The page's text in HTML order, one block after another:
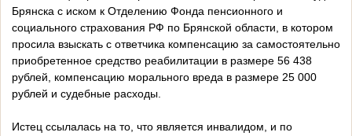
Брянска с иском к Отделению Фонда пенсионного и
социального страхования РФ по Брянской области, в котором
просила взыскать с ответчика компенсацию за самостоятельно
приобретенное средство реабилитации в размере 56 438
рублей, компенсацию морального вреда в размере 25 000
рублей и судебные расходы.
Истец ссылалась на то, что является инвалидом, и по